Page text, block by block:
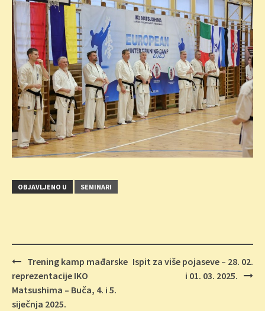
OBJAVLJENO U SEMINARI
Navigacija
objava
Trening kamp mađarske
reprezentacije IKO
Matsushima – Buča, 4. i 5.
siječnja 2025.
Ispit za više pojaseve – 28. 02.
i 01. 03. 2025.